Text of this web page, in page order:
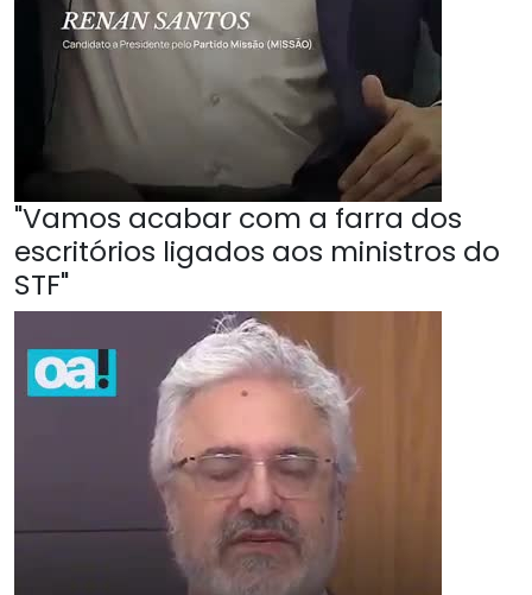
"Vamos acabar com a farra dos
escritórios ligados aos ministros do
STF"